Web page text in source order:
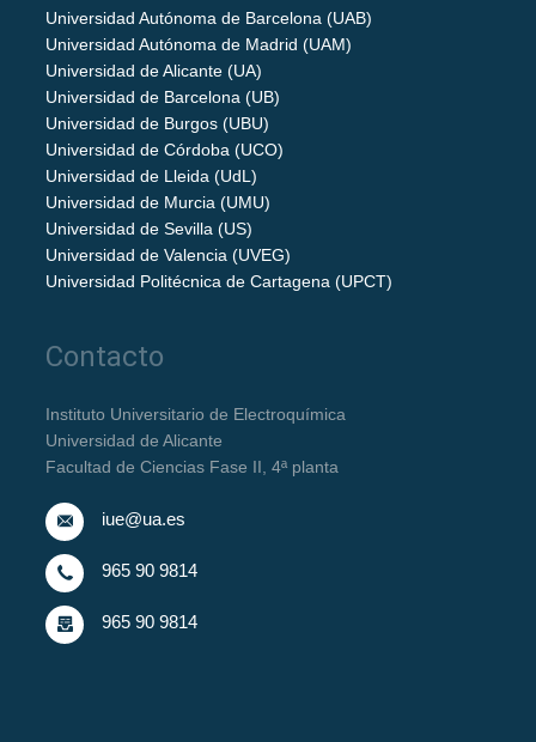
Universidad Autónoma de Barcelona (UAB)
Universidad Autónoma de Madrid (UAM)
Universidad de Alicante (UA)
Universidad de Barcelona (UB)
Universidad de Burgos (UBU)
Universidad de Córdoba (UCO)
Universidad de Lleida (UdL)
Universidad de Murcia (UMU)
Universidad de Sevilla (US)
Universidad de Valencia (UVEG)
Universidad Politécnica de Cartagena (UPCT)
Contacto
Instituto Universitario de Electroquímica
Universidad de Alicante
Facultad de Ciencias Fase II, 4ª planta
iue@ua.es
965 90 9814
965 90 9814